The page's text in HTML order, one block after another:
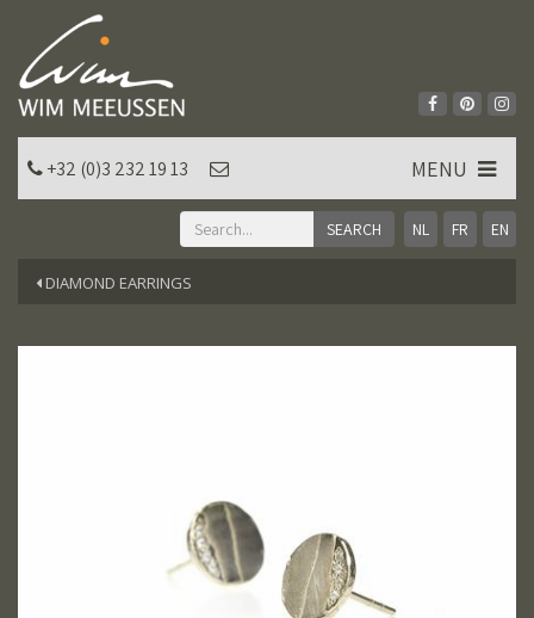
NL FR EN
+32 (0)3 232 19 13 MENU
DIAMOND EARRINGS